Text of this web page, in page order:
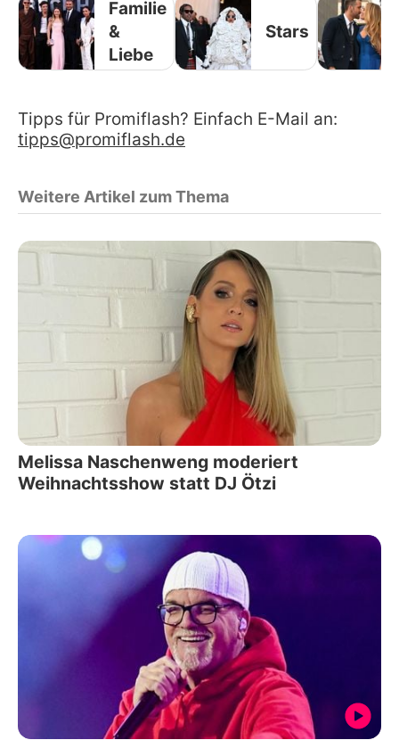
Familie
&
Liebe
Stars
Tipps für Promiflash? Einfach E-Mail an:
tipps@promiflash.de
Weitere Artikel zum Thema
Melissa Naschenweng moderiert
Weihnachtsshow statt DJ Ötzi